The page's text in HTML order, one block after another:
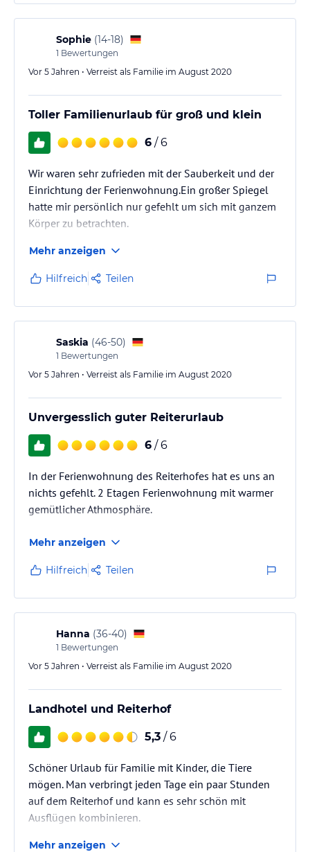
Sophie (14-18)
1 Bewertungen
Vor 5 Jahren • Verreist als Familie im August 2020
Toller Familienurlaub für groß und klein
6 / 6
Wir waren sehr zufrieden mit der Sauberkeit und der
Einrichtung der Ferienwohnung.Ein großer Spiegel
hatte mir persönlich nur gefehlt um sich mit ganzem
Körper zu betrachten.
Mehr anzeigen
Hilfreich Teilen
Saskia (46-50)
1 Bewertungen
Vor 5 Jahren • Verreist als Familie im August 2020
Unvergesslich guter Reiterurlaub
6 / 6
In der Ferienwohnung des Reiterhofes hat es uns an
nichts gefehlt. 2 Etagen Ferienwohnung mit warmer
gemütlicher Athmosphäre.
Mehr anzeigen
Hilfreich Teilen
Hanna (36-40)
1 Bewertungen
Vor 5 Jahren • Verreist als Familie im August 2020
Landhotel und Reiterhof
5,3 / 6
Schöner Urlaub für Familie mit Kinder, die Tiere
mögen. Man verbringt jeden Tage ein paar Stunden
auf dem Reiterhof und kann es sehr schön mit
Ausflügen kombinieren.
Mehr anzeigen